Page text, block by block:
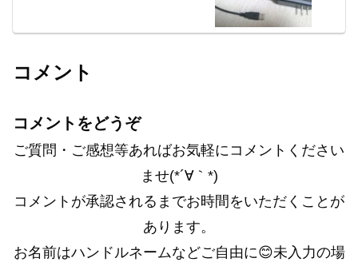
コメント
コメントをどうぞ
ご質問・ご感想等あればお気軽にコメントください
ませ(*´∀｀*)
コメントが承認されるまでお時間をいただくことが
あります。
お名前はハンドルネームなどご自由に😊未入力の場